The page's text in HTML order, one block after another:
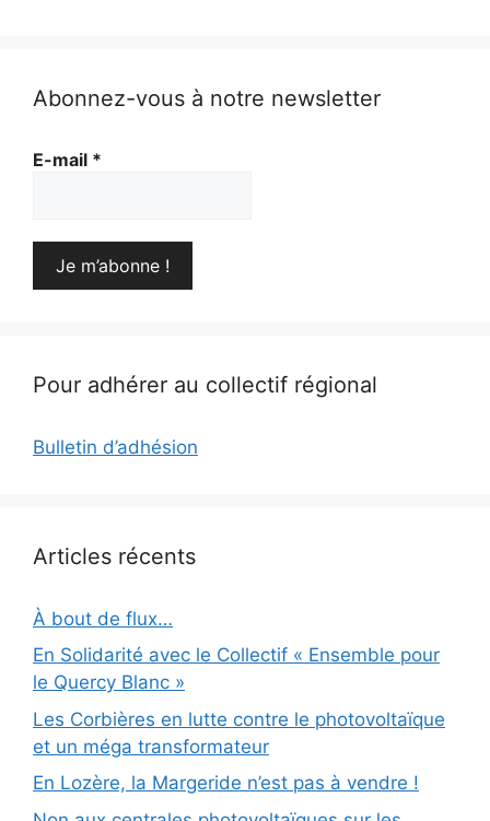
Abonnez-vous à notre newsletter
E-mail *
Pour adhérer au collectif régional
Bulletin d’adhésion
Articles récents
À bout de flux…
En Solidarité avec le Collectif « Ensemble pour
le Quercy Blanc »
Les Corbières en lutte contre le photovoltaïque
et un méga transformateur
En Lozère, la Margeride n’est pas à vendre !